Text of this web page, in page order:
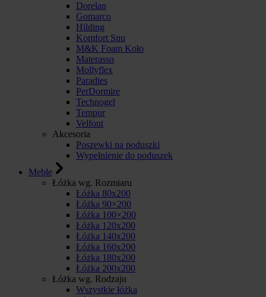
Dorelan
Gomarco
Hilding
Komfort Snu
M&K Foam Koło
Materasso
Mollyflex
Paradies
PerDormire
Technogel
Tempur
Velfont
Akcesoria
Poszewki na poduszki
Wypełnienie do poduszek
Meble
Łóżka wg. Rozmiaru
Łóżka 80x200
Łóżka 90×200
Łóżka 100×200
Łóżka 120x200
Łóżka 140x200
Łóżka 160x200
Łóżka 180x200
Łóżka 200x200
Łóżka wg. Rodzaju
Wszystkie łóżka